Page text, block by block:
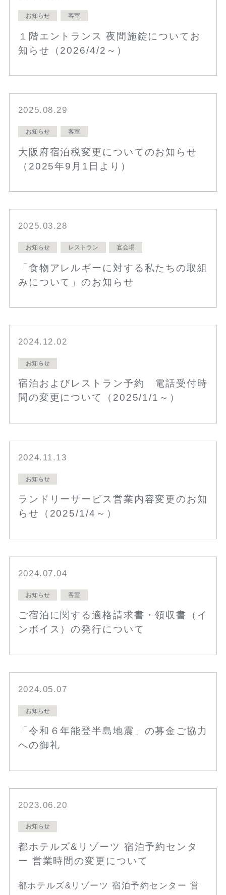
お知らせ 客室
１階エントランス 夜間施錠についてお
知らせ（2026/4/2～）
2025.08.29
お知らせ 客室
大阪府宿泊税変更についてのお知らせ
（2025年9月1日より）
2025.03.28
お知らせ レストラン 宴会場
「食物アレルギーに対する私たちの取組
みについて」のお知らせ
2024.12.02
お知らせ
宿泊およびレストラン予約 電話受付時
間の変更について（2025/1/1～）
2024.11.13
お知らせ
ランドリーサービス営業内容変更のお知
らせ（2025/1/4～）
2024.07.04
お知らせ 客室
ご宿泊に関する適格請求書・領収書（イ
ンボイス）の発行について
2024.05.07
お知らせ
「令和６年能登半島地震」の募金ご協力
への御礼
2023.06.20
お知らせ
都ホテルズ&リゾーツ 宿泊予約センタ
ー 営業時間の変更について
都ホテルズ&リゾーツ 宿泊予約センター 営